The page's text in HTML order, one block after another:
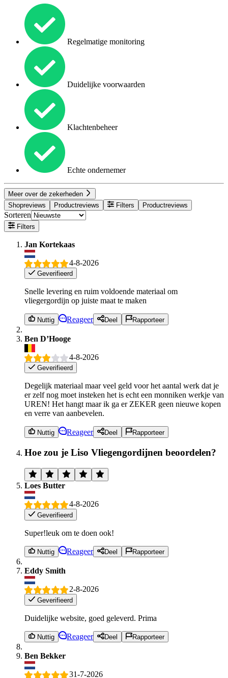
Regelmatige monitoring
Duidelijke voorwaarden
Klachtenbeheer
Echte ondernemer
Meer over de zekerheden
Shopreviews
Productreviews Filters Productreviews
Sorteren
Filters
Jan Kortekaas
4-8-2026
Geverifieerd
Snelle levering en ruim voldoende materiaal om
vliegergordijn op juiste maat te maken
Nuttig Reageer Deel Rapporteer
Ben D’Hooge
4-8-2026
Geverifieerd
Degelijk materiaal maar veel geld voor het aantal werk dat je
er zelf nog moet insteken het is echt een monniken werkje van
UREN! Het hangt maar ik ga er ZEKER geen nieuwe kopen
en verre van aanbevelen.
Nuttig Reageer Deel Rapporteer
Hoe zou je Liso Vliegengordijnen beoordelen?
Loes Butter
4-8-2026
Geverifieerd
Super!leuk om te doen ook!
Nuttig Reageer Deel Rapporteer
Eddy Smith
2-8-2026
Geverifieerd
Duidelijke website, goed geleverd. Prima
Nuttig Reageer Deel Rapporteer
Ben Bekker
31-7-2026